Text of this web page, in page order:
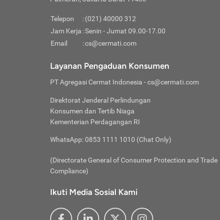
rendah
Jika
Kredit
Telepon :(021) 40000 312
Jam Kerja :Senin - Jumat 09.00-17.00
Email
:cs@cermati.com
Layanan Pengaduan Konsumen
PT Agregasi Cermat Indonesia - cs@cermati.com
Direktorat Jenderal Perlindungan
Konsumen dan Tertib Niaga
Kementerian Perdagangan RI
WhatsApp: 0853 1111 1010 (Chat Only)
(Directorate General of Consumer Protection and Trade
Compliance)
Ikuti Media Sosial Kami